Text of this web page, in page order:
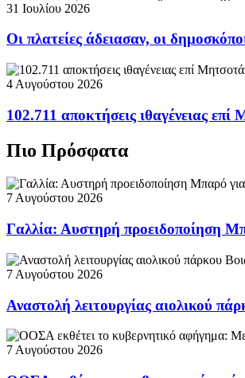
31 Ιουλίου 2026
Οι πλατείες άδειασαν, οι
4 Αυγούστου 2026
102.711 αποκτήσεις ιθαγένειας
Πιο Πρόσφατα
7 Αυγούστου 2026
Γαλλία: Αυστηρή προειδοποίηση
7 Αυγούστου 2026
Αναστολή λειτουργίας αιολικού
7 Αυγούστου 2026